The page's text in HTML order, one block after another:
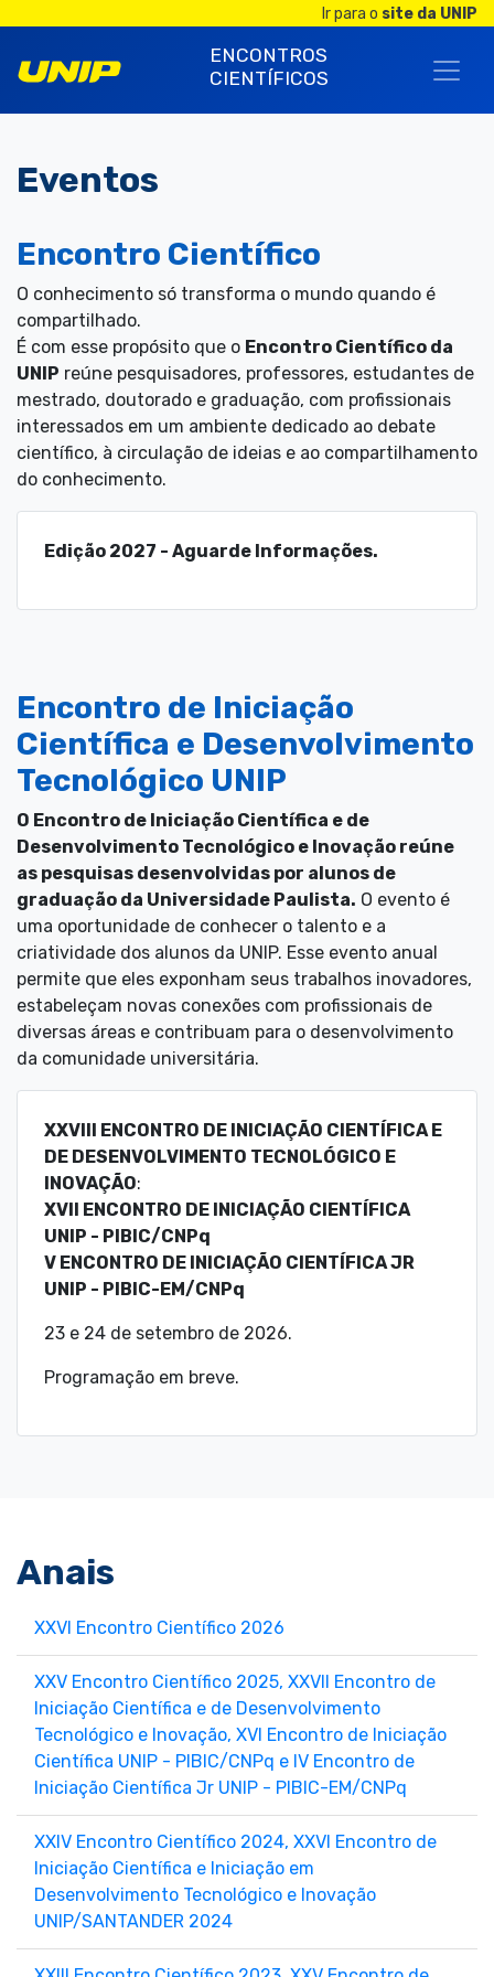
Ir para o site da UNIP
ENCONTROS
CIENTÍFICOS
Eventos
Encontro Científico
O conhecimento só transforma o mundo quando é
compartilhado.
É com esse propósito que o Encontro Científico da
UNIP reúne pesquisadores, professores, estudantes de
mestrado, doutorado e graduação, com profissionais
interessados em um ambiente dedicado ao debate
científico, à circulação de ideias e ao compartilhamento
do conhecimento.
Edição 2027 - Aguarde Informações.
Encontro de Iniciação
Científica e Desenvolvimento
Tecnológico UNIP
O Encontro de Iniciação Científica e de
Desenvolvimento Tecnológico e Inovação reúne
as pesquisas desenvolvidas por alunos de
graduação da Universidade Paulista. O evento é
uma oportunidade de conhecer o talento e a
criatividade dos alunos da UNIP. Esse evento anual
permite que eles exponham seus trabalhos inovadores,
estabeleçam novas conexões com profissionais de
diversas áreas e contribuam para o desenvolvimento
da comunidade universitária.
XXVIII ENCONTRO DE INICIAÇÃO CIENTÍFICA E
DE DESENVOLVIMENTO TECNOLÓGICO E
INOVAÇÃO:
XVII ENCONTRO DE INICIAÇÃO CIENTÍFICA
UNIP - PIBIC/CNPq
V ENCONTRO DE INICIAÇÃO CIENTÍFICA JR
UNIP - PIBIC-EM/CNPq
23 e 24 de setembro de 2026.
Programação em breve.
Anais
XXVI Encontro Científico 2026
XXV Encontro Científico 2025, XXVII Encontro de
Iniciação Científica e de Desenvolvimento
Tecnológico e Inovação, XVI Encontro de Iniciação
Científica UNIP - PIBIC/CNPq e IV Encontro de
Iniciação Científica Jr UNIP - PIBIC-EM/CNPq
XXIV Encontro Científico 2024, XXVI Encontro de
Iniciação Científica e Iniciação em
Desenvolvimento Tecnológico e Inovação
UNIP/SANTANDER 2024